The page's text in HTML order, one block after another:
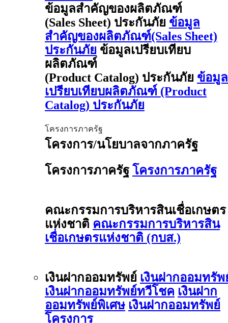
ข้อมูลสำคัญของผลิตภัณฑ์
(Sales Sheet) ประกันภัย ข้อมูล
สำคัญของผลิตภัณฑ์(Sales Sheet)
ประกันภัย ข้อมูลเปรียบเทียบ
ผลิตภัณฑ์
(Product Catalog) ประกันภัย ข้อมูล
เปรียบเทียบผลิตภัณฑ์ (Product
Catalog) ประกันภัย
โครงการภาครัฐ
โครงการ/นโยบาลจากภาครัฐ
โครงการภาครัฐ โครงการภาครัฐ
คณะกรรมการบริหารสินเชื่อเกษตร
แห่งชาติ คณะกรรมการบริหารสิน
เชื่อเกษตรแห่งชาติ (กบส.)
เงินฝากออมทรัพย์ เงินฝากออมทรัพ
เงินฝากออมทรัพย์ทวีโชค เงินฝาก
ออมทรัพย์พิเศษ เงินฝากออมทรัพย์
โครงการ